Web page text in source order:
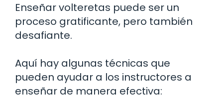
Enseñar volteretas puede ser un
proceso gratificante, pero también
desafiante.
Aquí hay algunas técnicas que
pueden ayudar a los instructores a
enseñar de manera efectiva: